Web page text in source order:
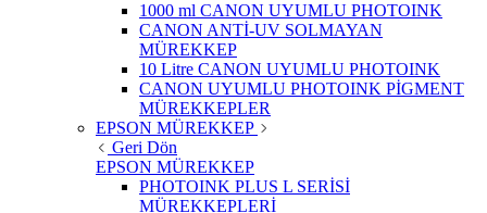
1000 ml CANON UYUMLU PHOTOINK
CANON ANTİ-UV SOLMAYAN
MÜREKKEP
10 Litre CANON UYUMLU PHOTOINK
CANON UYUMLU PHOTOINK PİGMENT
MÜREKKEPLER
EPSON MÜREKKEP
Geri Dön
EPSON MÜREKKEP
PHOTOINK PLUS L SERİSİ
MÜREKKEPLERİ